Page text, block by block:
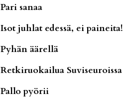
Pari sanaa
Isot juhlat edessä, ei paineita!
Pyhän äärellä
Retkiruokailua Suviseuroissa
Pallo pyörii